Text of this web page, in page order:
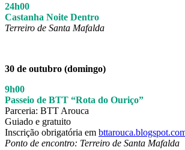
24h00
Castanha Noite Dentro
Terreiro de Santa Mafalda
30 de outubro (domingo)
9h00
Passeio de BTT “Rota do Ouriço”
Parceria: BTT Arouca
Guiado e gratuito
Inscrição obrigatória em
Ponto de encontro: Terreiro de Santa Mafalda